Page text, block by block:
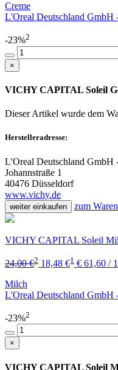
Creme
L'Oreal Deutschland GmbH
-23%2
×
VICHY CAPITAL Soleil
Dieser Artikel wurde dem
Herstelleradresse:
L'Oreal Deutschland GmbH
Johannstraße 1
40476 Düsseldorf
www.vichy.de
weiter einkaufen zum
VICHY CAPITAL Soleil
24,00 €2 18,48 €1 € 61,60 /
Milch
L'Oreal Deutschland GmbH
-23%2
×
VICHY CAPITAL Soleil